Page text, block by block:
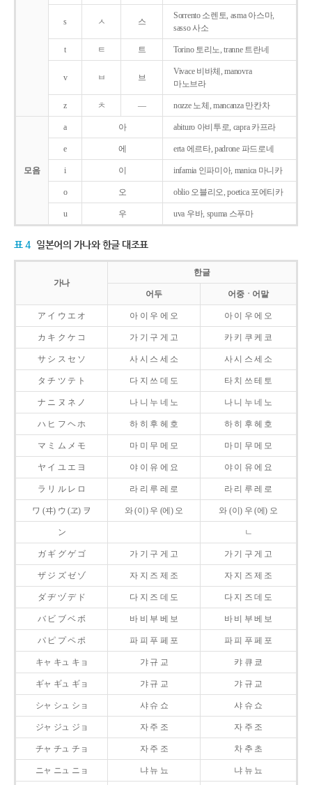
s ㅅ 스
Sorrento 소렌토, asma 아스마,
sasso 사소
t ㅌ 트 Torino 토리노, tranne 트란네
v ㅂ 브
Vivace 비바체, manovra
마노브라
z ㅊ ― nozze 노체, mancanza 만칸차
모음
a 아 abituro 아비투로, capra 카프라
e 에 erta 에르타, padrone 파드로네
i 이 infamia 인파미아, manica 마니카
o 오 oblio 오블리오, poetica 포에티카
u 우 uva 우바, spuma 스푸마
표 4 일본어의 가나와 한글 대조표
가나
한글
어두 어중ㆍ어말
ア イ ウ エ オ 아 이 우 에 오 아 이 우 에 오
カ キ ク ケ コ 가 기 구 게 고 카 키 쿠 케 코
サ シ ス セ ソ 사 시 스 세 소 사 시 스 세 소
タ チ ツ テ ト 다 지 쓰 데 도 타 치 쓰 테 토
ナ ニ ヌ ネ ノ 나 니 누 네 노 나 니 누 네 노
ハ ヒ フ ヘ ホ 하 히 후 헤 호 하 히 후 헤 호
マ ミ ム メ モ 마 미 무 메 모 마 미 무 메 모
ヤ イ ユ エ ヨ 야 이 유 에 요 야 이 유 에 요
ラ リ ル レ ロ 라 리 루 레 로 라 리 루 레 로
ワ (ヰ) ウ (ヱ) ヲ 와 (이) 우 (에) 오 와 (이) 우 (에) 오
ン ㄴ
ガ ギ グ ゲ ゴ 가 기 구 게 고 가 기 구 게 고
ザ ジ ズ ゼ ゾ 자 지 즈 제 조 자 지 즈 제 조
ダ ヂ ヅ デ ド 다 지 즈 데 도 다 지 즈 데 도
バ ビ ブ ベ ボ 바 비 부 베 보 바 비 부 베 보
パ ピ プ ペ ポ 파 피 푸 페 포 파 피 푸 페 포
キャ キュ キョ 갸 규 교 캬 큐 쿄
ギャ ギュ ギョ 갸 규 교 갸 규 교
シャ シュ ショ 샤 슈 쇼 샤 슈 쇼
ジャ ジュ ジョ 자 주 조 자 주 조
チャ チュ チョ 자 주 조 차 추 초
ニャ ニュ ニョ 냐 뉴 뇨 냐 뉴 뇨